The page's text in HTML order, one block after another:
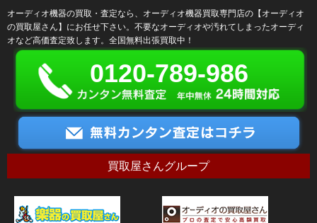
オーディオ機器の買取・査定なら、オーディオ機器買取専門店の【オーディオ
の買取屋さん】にお任せ下さい。不要なオーディオや汚れてしまったオーディ
オなど高価査定致します。全国無料出張買取中！
0120-789-986
買取屋さんグループ